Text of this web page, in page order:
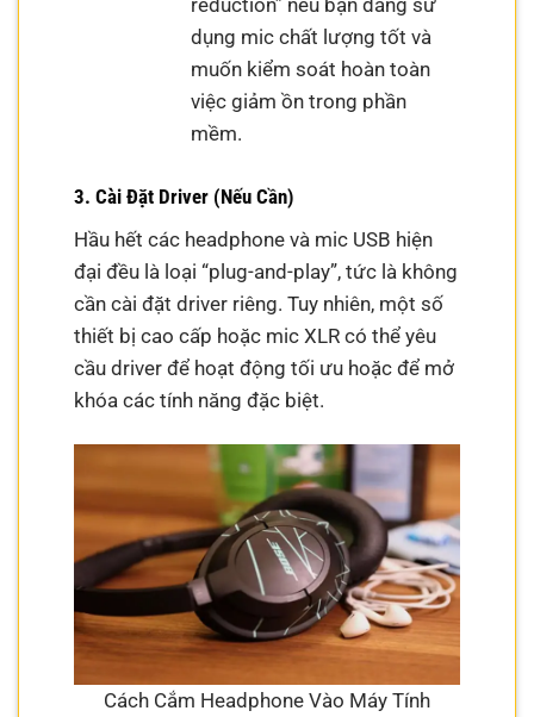
dụng mic chất lượng tốt và
muốn kiểm soát hoàn toàn
việc giảm ồn trong phần
mềm.
3. Cài Đặt Driver (Nếu Cần)
Hầu hết các headphone và mic USB hiện
đại đều là loại “plug-and-play”, tức là không
cần cài đặt driver riêng. Tuy nhiên, một số
thiết bị cao cấp hoặc mic XLR có thể yêu
cầu driver để hoạt động tối ưu hoặc để mở
khóa các tính năng đặc biệt.
Cách Cắm Headphone Vào Máy Tính